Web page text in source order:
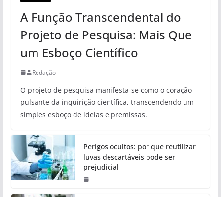
A Função Transcendental do
Projeto de Pesquisa: Mais Que
um Esboço Científico
Redação
O projeto de pesquisa manifesta-se como o coração
pulsante da inquirição científica, transcendendo um
simples esboço de ideias e premissas.
Perigos ocultos: por que reutilizar
luvas descartáveis pode ser
prejudicial